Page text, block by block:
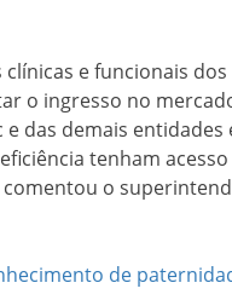
e funcionais
o ingresso no
das demais
tenham
o
de